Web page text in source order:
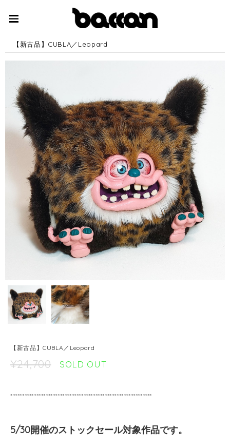
【新古品】CUBLA／Leopard
【新古品】CUBLA／Leopard
¥24,700 SOLD OUT
************************************************************
5/30開催のストックセール対象作品です。